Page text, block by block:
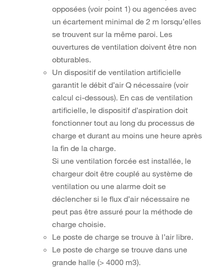
opposées (voir point 1) ou agencées avec
un écartement minimal de 2 m lorsqu’elles
se trouvent sur la même paroi. Les
ouvertures de ventilation doivent être non
obturables.
Un dispositif de ventilation artificielle
garantit le débit d’air Q nécessaire (voir
calcul ci-dessous). En cas de ventilation
artificielle, le dispositif d’aspiration doit
fonctionner tout au long du processus de
charge et durant au moins une heure après
la fin de la charge.
Si une ventilation forcée est installée, le
chargeur doit être couplé au système de
ventilation ou une alarme doit se
déclencher si le flux d’air nécessaire ne
peut pas être assuré pour la méthode de
charge choisie.
Le poste de charge se trouve à l’air libre.
Le poste de charge se trouve dans une
grande halle (> 4000 m3).